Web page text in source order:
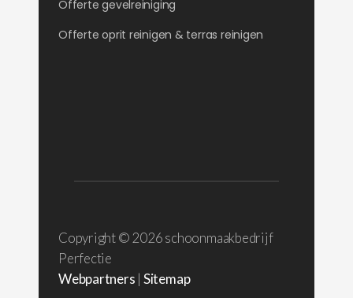
Offerte gevelreiniging
Offerte oprit reinigen & terras reinigen
Copyright © 2026 schoonmaakbedrijf
Perfectie
Webpartners | Sitemap